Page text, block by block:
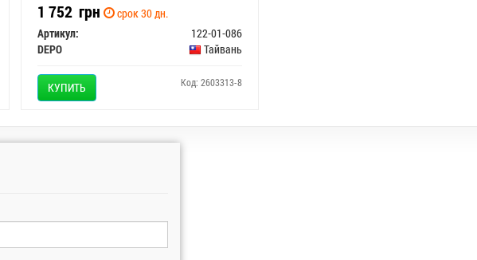
1 752 грн
срок 30 дн.
Артикул:
122-01-086
DEPO
Тайвань
КУПИТЬ Код: 2603313-8